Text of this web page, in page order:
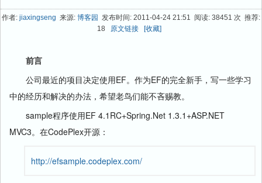
作者: jiaxingseng 来源: 博客园 发布时间: 2011-04-24 21:51 阅读: 38451 次 推荐:
18 原文链接 [收藏]
前言
公司最近的项目决定使用EF。作为EF的完全新手，写一些学习
中的经历和解决的办法，希望老鸟们能不吝赐教。
sample程序使用EF 4.1RC+Spring.Net 1.3.1+ASP.NET
MVC3。在CodePlex开源：
http://efsample.codeplex.com/